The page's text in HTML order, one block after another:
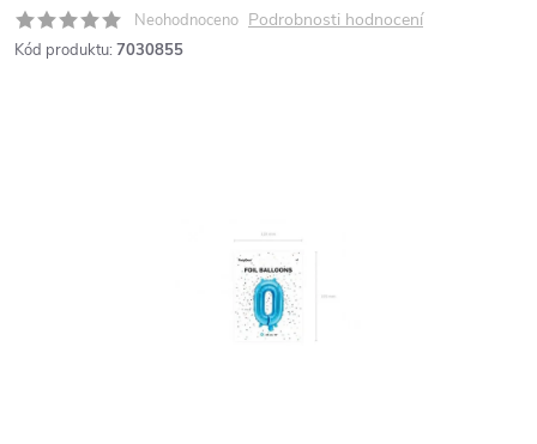
Neohodnoceno Podrobnosti hodnocení
Kód produktu: 7030855